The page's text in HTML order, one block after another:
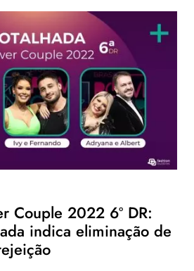
Couple 2022 6º DR:
indica eliminação de